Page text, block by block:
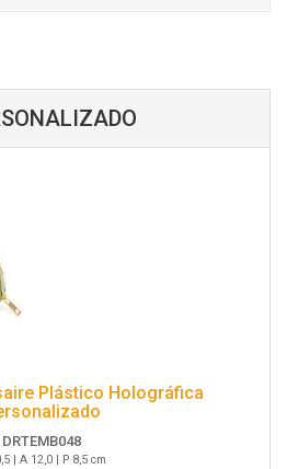
Plástico Holográfica
DRTEMB048
| A 12,0 | P 8,5 cm